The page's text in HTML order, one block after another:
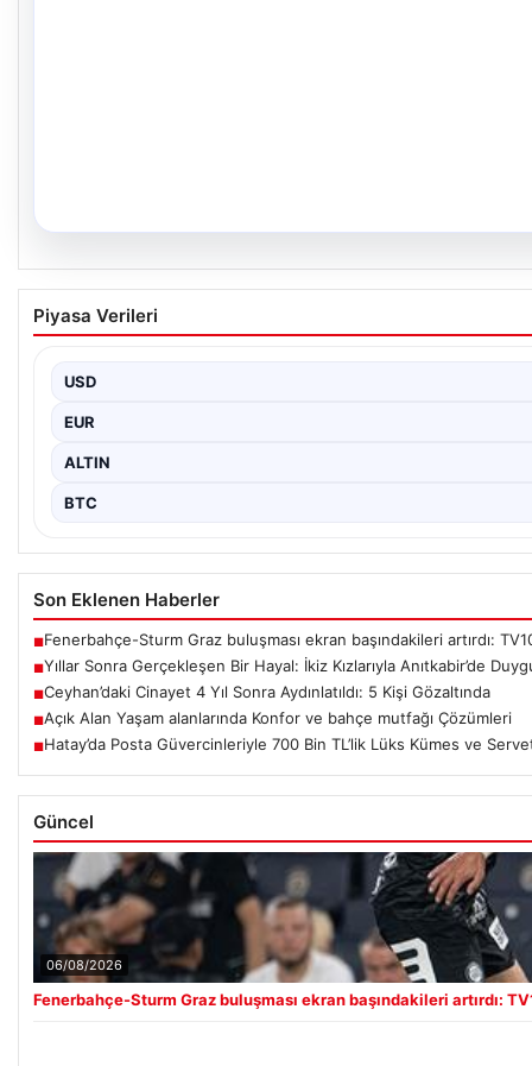
05.08.2026
Yıllar Sonra Gerçekleşen Bir Hayal: İkiz
Adıyaman’da yaşayan Abuzer (71) ve Zeynep Yıldırım (59)
Piyasa Verileri
USD
EUR
ALTIN
BTC
Son Eklenen Haberler
■Fenerbahçe-Sturm Graz buluşması ekran başındakileri artırdı:
■Yıllar Sonra Gerçekleşen Bir Hayal: İkiz Kızlarıyla Anıtkabir’de
■Ceyhan’daki Cinayet 4 Yıl Sonra Aydınlatıldı: 5 Kişi Gözaltında
■Açık Alan Yaşam alanlarında Konfor ve bahçe mutfağı Çözümleri
■Hatay’da Posta Güvercinleriyle 700 Bin TL’lik Lüks Kümes ve
Güncel
06/08/2026
Fenerbahçe-Sturm Graz buluşması ekran başındakileri artırdı: